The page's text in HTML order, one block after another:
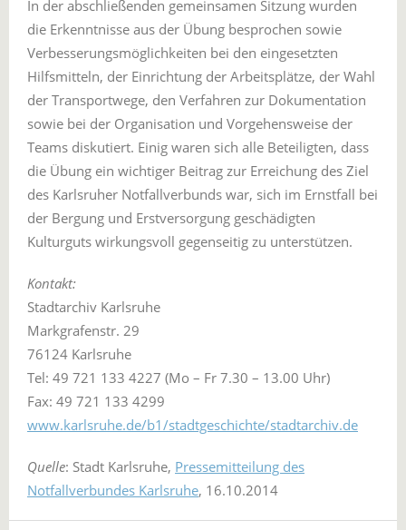
In der abschließenden gemeinsamen Sitzung wurden
die Erkenntnisse aus der Übung besprochen sowie
Verbesserungsmöglichkeiten bei den eingesetzten
Hilfsmitteln, der Einrichtung der Arbeitsplätze, der Wahl
der Transportwege, den Verfahren zur Dokumentation
sowie bei der Organisation und Vorgehensweise der
Teams diskutiert. Einig waren sich alle Beteiligten, dass
die Übung ein wichtiger Beitrag zur Erreichung des Ziel
des Karlsruher Notfallverbunds war, sich im Ernstfall bei
der Bergung und Erstversorgung geschädigten
Kulturguts wirkungsvoll gegenseitig zu unterstützen.
Kontakt:
Stadtarchiv Karlsruhe
Markgrafenstr. 29
76124 Karlsruhe
Tel: 49 721 133 4227 (Mo – Fr 7.30 – 13.00 Uhr)
Fax: 49 721 133 4299
www.karlsruhe.de/b1/stadtgeschichte/stadtarchiv.de
Quelle: Stadt Karlsruhe, Pressemitteilung des
Notfallverbundes Karlsruhe, 16.10.2014